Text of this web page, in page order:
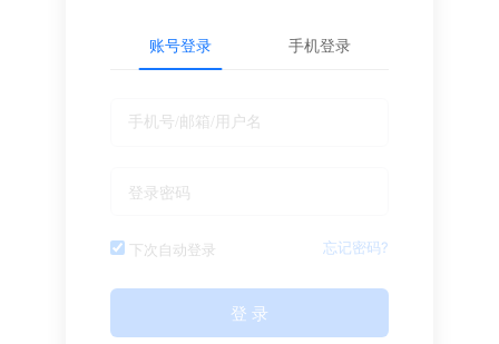
账号登录 手机登录
下次自动登录 忘记密码?
登 录